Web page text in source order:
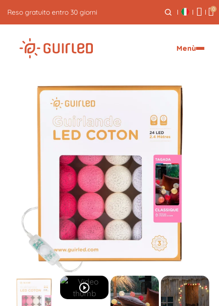
Reso gratuito entro 30 giorni 0
Menù
play_circle_outline